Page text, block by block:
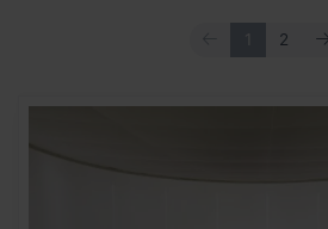
ANTERIOR
2